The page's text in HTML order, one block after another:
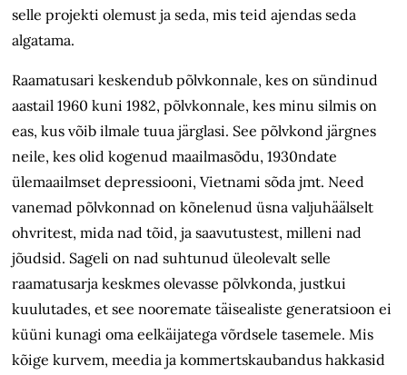
selle projekti olemust ja seda, mis teid ajendas seda
algatama.
Raamatusari keskendub põlvkonnale, kes on sündinud
aastail 1960 kuni 1982, põlvkonnale, kes minu silmis on
eas, kus võib ilmale tuua järglasi. See põlvkond järgnes
neile, kes olid kogenud maailmasõdu, 1930ndate
ülemaailmset depressiooni, Vietnami sõda jmt. Need
vanemad põlvkonnad on kõnelenud üsna valjuhäälselt
ohvritest, mida nad tõid, ja saavutustest, milleni nad
jõudsid. Sageli on nad suhtunud üleolevalt selle
raamatusarja keskmes olevasse põlvkonda, justkui
kuulutades, et see nooremate täisealiste generatsioon ei
küüni kunagi oma eelkäijatega võrdsele tasemele. Mis
kõige kurvem, meedia ja kommertskaubandus hakkasid